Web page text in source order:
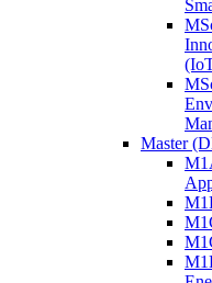
Master